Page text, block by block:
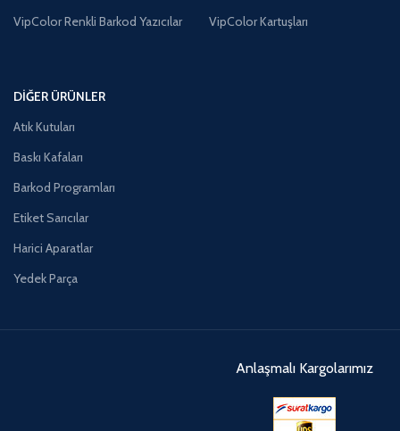
VipColor Renkli Barkod Yazıcılar
VipColor Kartuşları
DIĞER ÜRÜNLER
Atık Kutuları
Baskı Kafaları
Barkod Programları
Etiket Sarıcılar
Harici Aparatlar
Yedek Parça
Anlaşmalı Kargolarımız